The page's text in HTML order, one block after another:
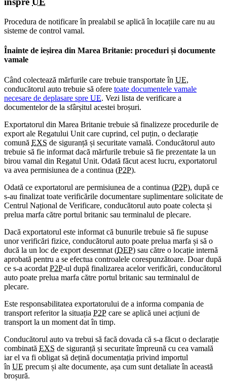
Procedura de notificare în prealabil se aplică în locațiile care nu au
sisteme de control vamal.
Înainte de ieșirea din Marea Britanie: proceduri și documente
vamale
Când colectează mărfurile care trebuie transportate în UE,
conducătorul auto trebuie să ofere toate documentele vamale
necesare de deplasare spre UE. Vezi lista de verificare a
documentelor de la sfârșitul acestei broșuri.
Exportatorul din Marea Britanie trebuie să finalizeze procedurile de
export ale Regatului Unit care cuprind, cel puțin, o declarație
comună EXS de siguranță și securitate vamală. Conducătorul auto
trebuie să fie informat dacă mărfurile trebuie să fie prezentate la un
birou vamal din Regatul Unit. Odată făcut acest lucru, exportatorul
va avea permisiunea de a continua (P2P).
Odată ce exportatorul are permisiunea de a continua (P2P), după ce
s-au finalizat toate verificările documentare suplimentare solicitate de
Centrul Național de Verificare, conducătorul auto poate colecta și
prelua marfa către portul britanic sau terminalul de plecare.
Dacă exportatorul este informat că bunurile trebuie să fie supuse
unor verificări fizice, conducătorul auto poate prelua marfa și să o
ducă la un loc de export desemnat (DEP) sau către o locație internă
aprobată pentru a se efectua controalele corespunzătoare. Doar după
ce s-a acordat P2P-ul după finalizarea acelor verificări, conducătorul
auto poate prelua marfa către portul britanic sau terminalul de
plecare.
Este responsabilitatea exportatorului de a informa compania de
transport referitor la situația P2P care se aplică unei acțiuni de
transport la un moment dat în timp.
Conducătorul auto va trebui să facă dovada că s-a făcut o declarație
combinată EXS de siguranță și securitate împreună cu cea vamală
iar el va fi obligat să dețină documentația privind importul
în UE precum și alte documente, așa cum sunt detaliate în această
broșură.